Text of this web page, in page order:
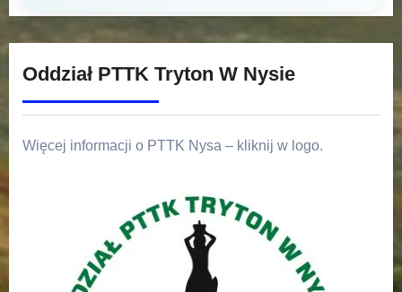
Oddział PTTK Tryton W Nysie
Więcej informacji o PTTK Nysa – kliknij w logo.